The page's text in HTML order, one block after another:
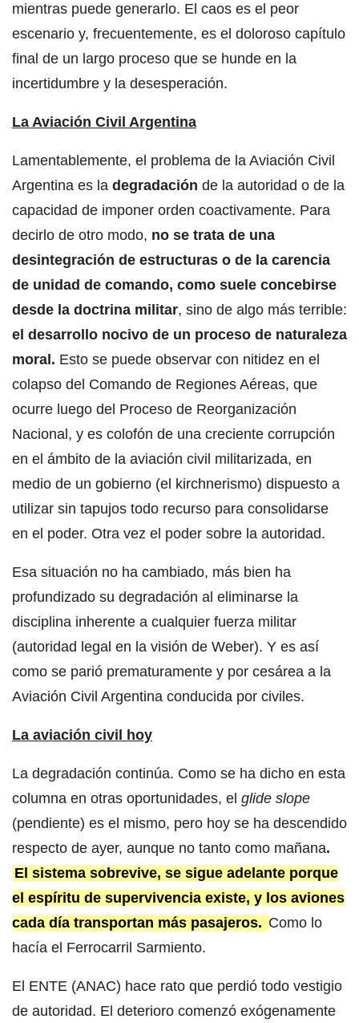
mientras puede generarlo. El caos es el peor
escenario y, frecuentemente, es el doloroso capítulo
final de un largo proceso que se hunde en la
incertidumbre y la desesperación.
La Aviación Civil Argentina
Lamentablemente, el problema de la Aviación Civil
Argentina es la degradación de la autoridad o de la
capacidad de imponer orden coactivamente. Para
decirlo de otro modo, no se trata de una
desintegración de estructuras o de la carencia
de unidad de comando, como suele concebirse
desde la doctrina militar, sino de algo más terrible:
el desarrollo nocivo de un proceso de naturaleza
moral. Esto se puede observar con nitidez en el
colapso del Comando de Regiones Aéreas, que
ocurre luego del Proceso de Reorganización
Nacional, y es colofón de una creciente corrupción
en el ámbito de la aviación civil militarizada, en
medio de un gobierno (el kirchnerismo) dispuesto a
utilizar sin tapujos todo recurso para consolidarse
en el poder. Otra vez el poder sobre la autoridad.
Esa situación no ha cambiado, más bien ha
profundizado su degradación al eliminarse la
disciplina inherente a cualquier fuerza militar
(autoridad legal en la visión de Weber). Y es así
como se parió prematuramente y por cesárea a la
Aviación Civil Argentina conducida por civiles.
La aviación civil hoy
La degradación continúa. Como se ha dicho en esta
columna en otras oportunidades, el glide slope
(pendiente) es el mismo, pero hoy se ha descendido
respecto de ayer, aunque no tanto como mañana.
El sistema sobrevive, se sigue adelante porque
el espíritu de supervivencia existe, y los aviones
cada día transportan más pasajeros. Como lo
hacía el Ferrocarril Sarmiento.
El ENTE (ANAC) hace rato que perdió todo vestigio
de autoridad. El deterioro comenzó exógenamente